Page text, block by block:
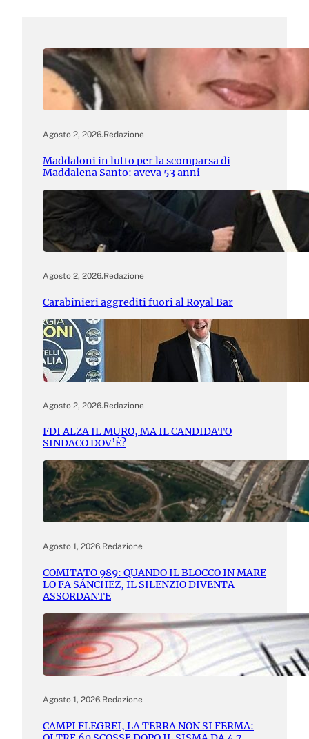
Agosto 2, 2026.Redazione
Maddaloni in lutto per la scomparsa di
Maddalena Santo: aveva 53 anni
Agosto 2, 2026.Redazione
Carabinieri aggrediti fuori al Royal Bar
Agosto 2, 2026.Redazione
FDI ALZA IL MURO, MA IL CANDIDATO
SINDACO DOV’È?
Agosto 1, 2026.Redazione
COMITATO 989: QUANDO IL BLOCCO IN MARE
LO FA SÁNCHEZ, IL SILENZIO DIVENTA
ASSORDANTE
Agosto 1, 2026.Redazione
CAMPI FLEGREI, LA TERRA NON SI FERMA: